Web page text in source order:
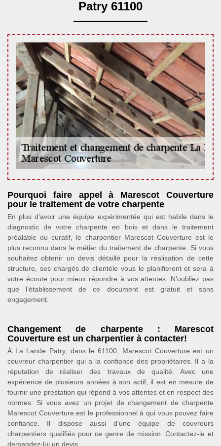
Patry 61100
Pourquoi faire appel à Marescot Couverture
pour le traitement de votre charpente
En plus d’avoir une équipe expérimentée qui est habile dans le
diagnostic de votre charpente en bois et dans le traitement
préalable ou curatif, le charpentier Marescot Couverture est le
plus reconnu dans le métier du traitement de charpente. Si vous
souhaitez obtenir un devis détaillé pour la réalisation de cette
structure, ses chargés de clientèle vous le planifieront et sera à
votre écoute pour mieux répondre à vos attentes. N’oubliez pas
que l’établissement de ce document est gratuit et sans
engagement.
Changement de charpente : Marescot
Couverture est un charpentier à contacter!
À La Lande Patry, dans le 61100, Marescot Couverture est un
couvreur charpentier qui a la confiance des propriétaires. Il a la
réputation de réaliser des travaux de qualité. Avec une
expérience de plusieurs années à son actif, il est en mesure de
fournir une prestation qui répond à vos attentes et en respect des
normes. Si vous avez un projet de changement de charpente
Marescot Couverture est le professionnel à qui vous pouvez faire
confiance. Il dispose aussi d’une équipe de couvreurs
charpentiers qualifiés pour ce genre de mission. Contactez-le et
demandez-lui un devis.